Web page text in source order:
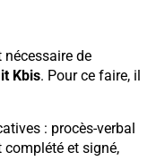
nécessaire de
Kbis. Pour ce faire, il
: procès-verbal
complété et signé,